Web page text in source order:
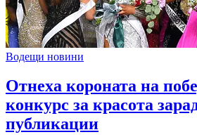
Водещи новини
Отнеха короната на
конкурс за красота
публикации